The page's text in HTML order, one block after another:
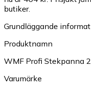
butiker.
Grundläggande
Produktnamn
WMF Profi Stekpanna
Varumärke